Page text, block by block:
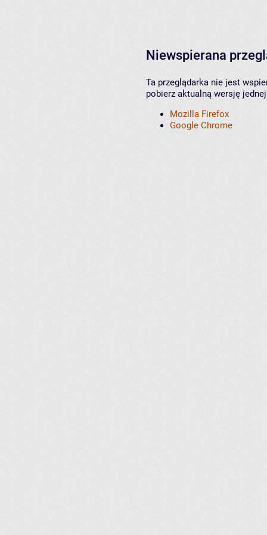
Niewspierana
Ta przeglądarka nie jest
pobierz aktualną wersję
Mozilla Firefox
Google Chrome